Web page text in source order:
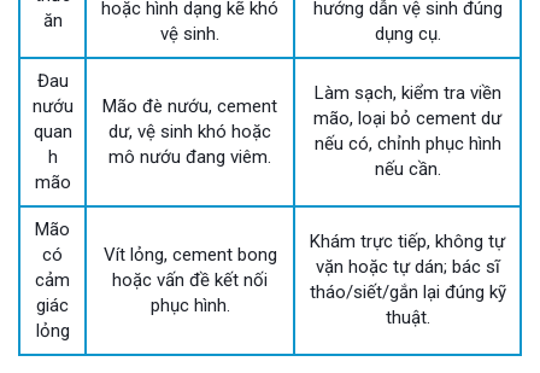
ăn
hoặc hình dạng kẽ khó
vệ sinh.
hướng dẫn vệ sinh đúng
dụng cụ.
Đau
nướu
quan
h
mão
Mão đè nướu, cement
dư, vệ sinh khó hoặc
mô nướu đang viêm.
Làm sạch, kiểm tra viền
mão, loại bỏ cement dư
nếu có, chỉnh phục hình
nếu cần.
Mão
có
cảm
giác
lỏng
Vít lỏng, cement bong
hoặc vấn đề kết nối
phục hình.
Khám trực tiếp, không tự
vặn hoặc tự dán; bác sĩ
tháo/siết/gắn lại đúng kỹ
thuật.